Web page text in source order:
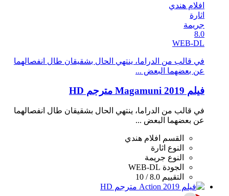
افلام هندي
اثارة
جريمة
8.0
WEB-DL
في قالب من الدراما، ينتهي الحال بشقيقان طال انفصالهما
عن بعضهما البعض ...
فيلم Magamuni 2019 مترجم HD
في قالب من الدراما، ينتهي الحال بشقيقان طال انفصالهما
عن بعضهما البعض ...
القسم
افلام هندي
النوع اثارة
النوع جريمة
الجودة WEB-DL
التقييم 8.0 / 10